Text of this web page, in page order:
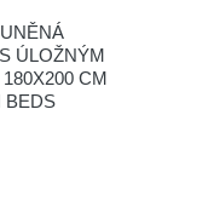
ÚLOŽNÝM
CM
BEDS